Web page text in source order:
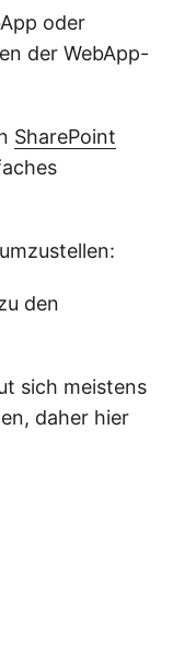
oder
der WebApp-
SharePoint
den
sich meistens
daher hier